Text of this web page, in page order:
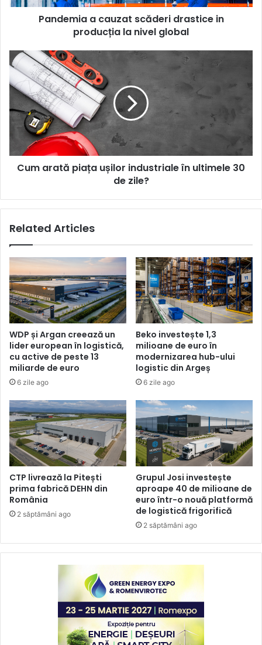
nivel
Pandemia a cauzat scăderi drastice in
producția la nivel global
Cum
arată
piața
ușilor
industriale
în
ultimele
de
zile?Cum arată piața ușilor industriale în ultimele 30
de zile?
Related Articles
WDP și Argan creează un
lider european în logistică,
cu active de peste 13
miliarde de euro
6 zile ago
Beko investește 1,3
milioane de euro în
modernizarea hub-ului
logistic din Argeș
6 zile ago
CTP livrează la Pitești
prima fabrică DEHN din
România
2 săptămâni ago
Grupul Josi investește
aproape 40 de milioane de
euro într-o nouă platformă
de logistică frigorifică
2 săptămâni ago